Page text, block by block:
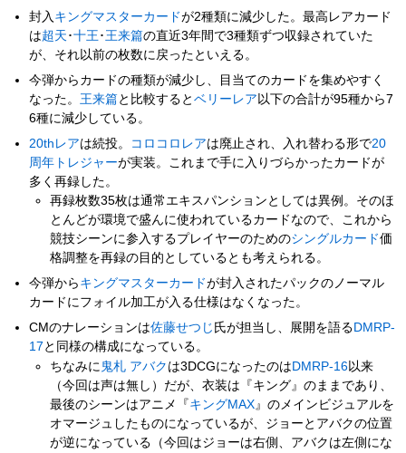
封入 キングマスターカードが2種類に減少した。最高レアカード
は超天 ･十王 ･王来篇の直近3年間で3種類ずつ収録されていた
が、それ以前の枚数に戻ったといえる。
今弾からカードの種類が減少し、目当てのカードを集めやすく
なった。 王来篇と比較するとベリーレア 以下の合計が95種から7
6種に減少している。
20thレアは続投。 コロコロレアは廃止され、入れ替わる形で20
周年トレジャーが実装。これまで手に入りづらかったカードが
多く再録した。
再録枚数35枚は通常エキスパンションとしては異例。そのほ
とんどが環境で盛んに使われているカードなので、これから
競技シーンに参入するプレイヤーのためのシングルカード価
格調整を再録の目的としているとも考えられる。
今弾から キングマスターカードが封入されたパックのノーマル
カードにフォイル加工が入る仕様はなくなった。
CMのナレーションは佐藤せつじ 氏が担当し、展開を語る DMRP-
17 と同様の構成になっている。
ちなみに 鬼札 アバク は3DCGになったのはDMRP-16以来
（今回は声は無し）だが、衣装は『キング』のままであり、
最後のシーンはアニメ『キングMAX 』のメインビジュアルを
オマージュしたものになっているが、ジョーとアバクの位置
が逆になっている（今回はジョーは右側、アバクは左側にな